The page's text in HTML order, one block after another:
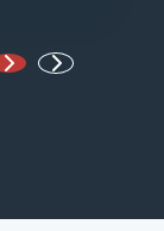
Page suivante